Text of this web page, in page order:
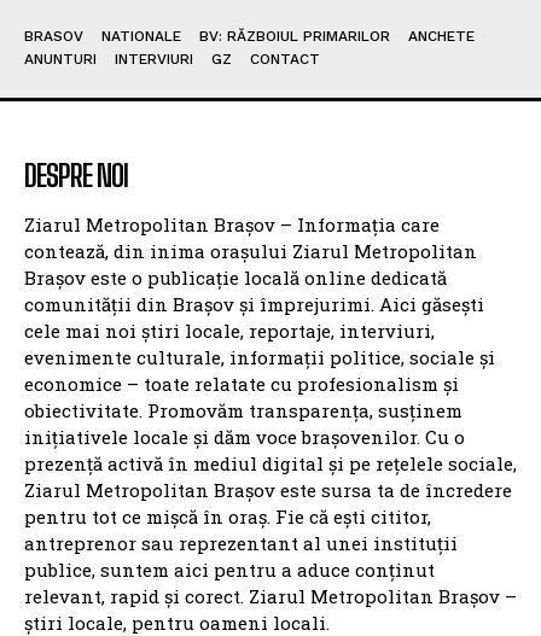
BRASOV NATIONALE BV: RĂZBOIUL PRIMARILOR
ANCHETE
ANUNTURI
INTERVIURI GZ CONTACT
DESPRE NOI
Ziarul Metropolitan Brașov – Informația care
contează, din inima orașului Ziarul Metropolitan
Brașov este o publicație locală online dedicată
comunității din Brașov și împrejurimi. Aici găsești
cele mai noi știri locale, reportaje, interviuri,
evenimente culturale, informații politice, sociale și
economice – toate relatate cu profesionalism și
obiectivitate. Promovăm transparența, susținem
inițiativele locale și dăm voce brașovenilor. Cu o
prezență activă în mediul digital și pe rețelele sociale,
Ziarul Metropolitan Brașov este sursa ta de încredere
pentru tot ce mișcă în oraș. Fie că ești cititor,
antreprenor sau reprezentant al unei instituții
publice, suntem aici pentru a aduce conținut
relevant, rapid și corect. Ziarul Metropolitan Brașov –
știri locale, pentru oameni locali.